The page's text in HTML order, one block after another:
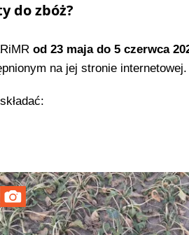
do zbóż?
od 23 maja do 5 czerwca
na jej stronie internetowej.